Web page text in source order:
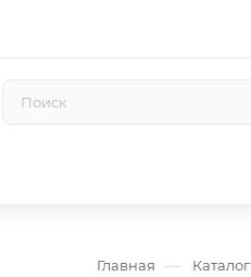
Главная — Каталог